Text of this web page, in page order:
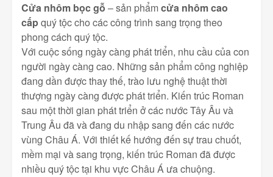
Cửa nhôm bọc gỗ – sản phẩmcửa nhôm cao
cấpquý tộc cho các công trình sang trọng theo
phong cách quý tộc.
Với cuộc sống ngày càng phát triển, nhu cầu của con
người ngày càng cao. Những sản phẩm công nghiệp
đang dần được thay thế, trào lưu nghệ thuật thời
thượng ngày càng được phát triển. Kiến trúc Roman
sau một thời gian phát triển ở các nước Tây Âu và
Trung Âu đã và đang du nhập sang đến các nước
vùng Châu Á. Với thiết kế hướng đến sự trau chuốt,
mềm mại và sang trọng, kiến trúc Roman đã được
nhiều quý tộc tại khu vực Châu Á ưa chuộng.